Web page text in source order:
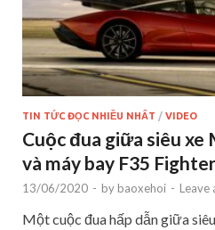
TIN TỨC ĐỌC NHIỀU NHẤT / VIDEO
Cuộc đua giữa siêu xe
và máy bay F35 Fighter
13/06/2020 - by baoxehoi - Leave
Một cuộc đua hấp dẫn giữa